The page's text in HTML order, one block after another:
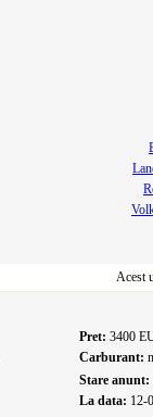
Acest
Pret: 3400
Carburant:
Stare anunt:
La data: 12-